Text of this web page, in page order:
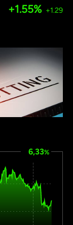
+1.55% +1.29
6,33%